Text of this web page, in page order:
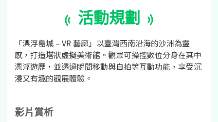
活動規劃
「漂浮島城 – VR 藝廊」以臺灣西南沿海的沙洲為靈
感，打造塔狀虛擬美術館。觀眾可操控數位分身在其中
漂浮遊歷，並透過瞬間移動與自拍等互動功能，享受沉
浸又有趣的觀展體驗。
影片賞析